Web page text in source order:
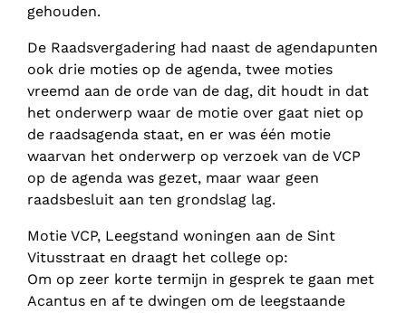
gehouden.
De Raadsvergadering had naast de agendapunten
ook drie moties op de agenda, twee moties
vreemd aan de orde van de dag, dit houdt in dat
het onderwerp waar de motie over gaat niet op
de raadsagenda staat, en er was één motie
waarvan het onderwerp op verzoek van de VCP
op de agenda was gezet, maar waar geen
raadsbesluit aan ten grondslag lag.
Motie VCP, Leegstand woningen aan de Sint
Vitusstraat en draagt het college op:
Om op zeer korte termijn in gesprek te gaan met
Acantus en af te dwingen om de leegstaande